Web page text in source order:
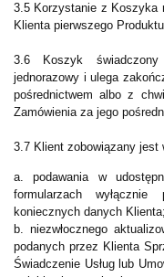
3.5 Korzystanie z Koszyka
Klienta pierwszego
3.6 Koszyk
jednorazowy i ulega
pośrednictwem albo z
Zamówienia za jego
3.7 Klient zobowiązany jest
a. podawania w
formularzach
koniecznych danych Klienta;
b. niezwłocznego
podanych przez Klienta
Świadczenie Usług lub